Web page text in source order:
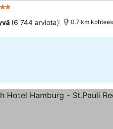
2 Tähtiluokitus
(6 744 arviota) 0.7 km